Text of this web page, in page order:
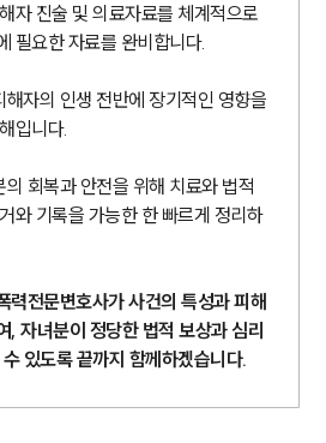
자 진술 및 의료자료를 체계적으로
필요한 자료를 완비합니다.
자의 인생 전반에 장기적인 영향을
입니다.
회복과 안전을 위해 치료와 법적
와 기록을 가능한 한 빠르게 정리하
력전문변호사가 사건의 특성과 피해
, 자녀분이 정당한 법적 보상과 심리
있도록 끝까지 함께하겠습니다.